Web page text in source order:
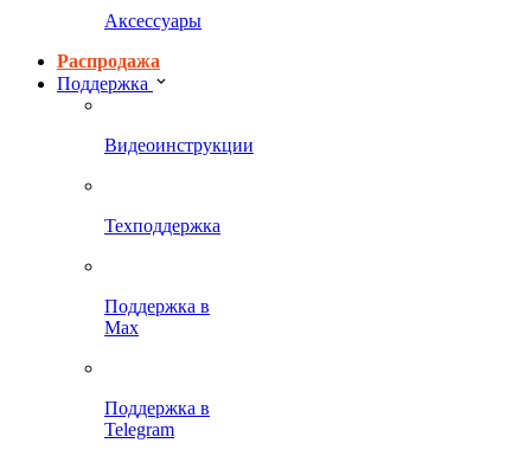
Аксессуары
Распродажа
Поддержка
Видеоинструкции
Техподдержка
Поддержка в
Max
Поддержка в
Telegram